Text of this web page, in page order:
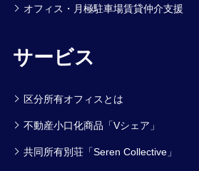
オフィス・月極駐車場賃貸仲介支援
サービス
区分所有オフィスとは
不動産小口化商品「Vシェア」
共同所有別荘「Seren Collective」